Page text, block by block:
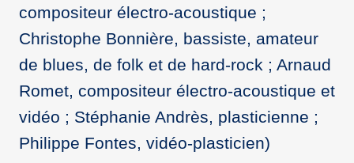
compositeur électro-acoustique ;
Christophe Bonnière, bassiste, amateur
de blues, de folk et de hard-rock ; Arnaud
Romet, compositeur électro-acoustique et
vidéo ; Stéphanie Andrès, plasticienne ;
Philippe Fontes, vidéo-plasticien)